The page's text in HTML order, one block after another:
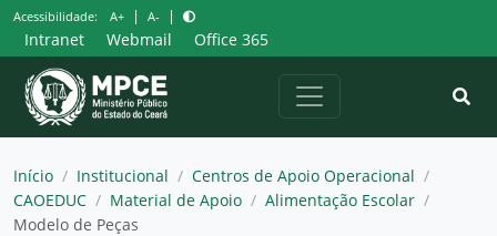
Pular
para
o
conteúdo
Acessibilidade: A+ | A- |
Intranet Webmail Office 365
Início / Institucional / Centros de Apoio Operacional /
CAOEDUC / Material de Apoio / Alimentação Escolar /
Modelo de Peças